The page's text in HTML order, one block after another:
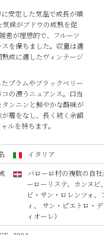
安定した気温で成長が順
候がブドウの成熟を促
差が理想的で、フルーツ
を保ちました。収量は適
成に適したヴィンテージ
プラムやブラックベリー
の漂うニュアンス。口当
ンニンと鮮やかな酸味が
層をなし、長く続く余韻
ルを持ちます。
イタリア
バローロ村の複数の自
ーローリステ、カンヌビ
ビ・サン・ロレンツォ、
ィ、 サン・ピエトロ・
ィオーレ）